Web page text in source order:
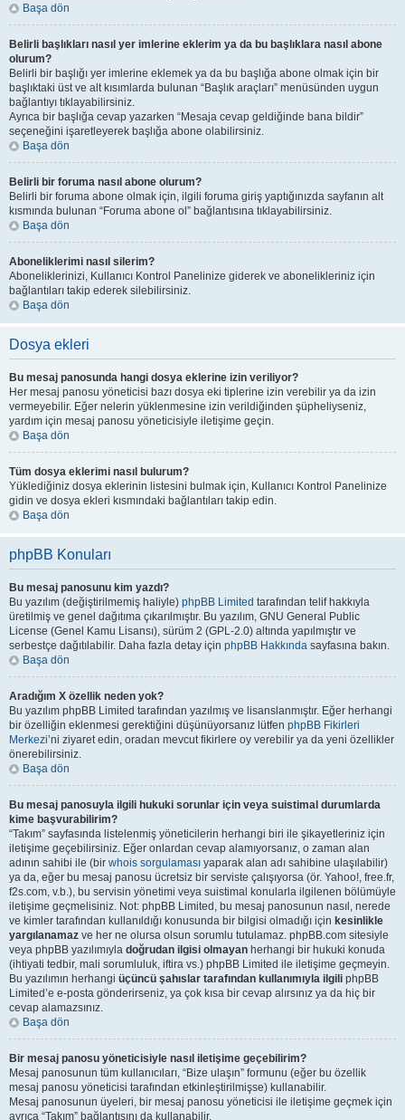
Başa dön
Belirli başlıkları nasıl yer imlerine eklerim ya da bu başlıklara nasıl abone
olurum?
Belirli bir başlığı yer imlerine eklemek ya da bu başlığa abone olmak için bir
başlıktaki üst ve alt kısımlarda bulunan “Başlık araçları” menüsünden uygun
bağlantıyı tıklayabilirsiniz.
Ayrıca bir başlığa cevap yazarken “Mesaja cevap geldiğinde bana bildir”
seçeneğini işaretleyerek başlığa abone olabilirsiniz.
Başa dön
Belirli bir foruma nasıl abone olurum?
Belirli bir foruma abone olmak için, ilgili foruma giriş yaptığınızda sayfanın alt
kısmında bulunan “Foruma abone ol” bağlantısına tıklayabilirsiniz.
Başa dön
Aboneliklerimi nasıl silerim?
Aboneliklerinizi, Kullanıcı Kontrol Panelinize giderek ve abonelikleriniz için
bağlantıları takip ederek silebilirsiniz.
Başa dön
Dosya ekleri
Bu mesaj panosunda hangi dosya eklerine izin veriliyor?
Her mesaj panosu yöneticisi bazı dosya eki tiplerine izin verebilir ya da izin
vermeyebilir. Eğer nelerin yüklenmesine izin verildiğinden şüpheliyseniz,
yardım için mesaj panosu yöneticisiyle iletişime geçin.
Başa dön
Tüm dosya eklerimi nasıl bulurum?
Yüklediğiniz dosya eklerinin listesini bulmak için, Kullanıcı Kontrol Panelinize
gidin ve dosya ekleri kısmındaki bağlantıları takip edin.
Başa dön
phpBB Konuları
Bu mesaj panosunu kim yazdı?
Bu yazılım (değiştirilmemiş haliyle) phpBB Limited tarafından telif hakkıyla
üretilmiş ve genel dağıtıma çıkarılmıştır. Bu yazılım, GNU General Public
License (Genel Kamu Lisansı), sürüm 2 (GPL-2.0) altında yapılmıştır ve
serbestçe dağıtılabilir. Daha fazla detay için phpBB Hakkında sayfasına bakın.
Başa dön
Aradığım X özellik neden yok?
Bu yazılım phpBB Limited tarafından yazılmış ve lisanslanmıştır. Eğer herhangi
bir özelliğin eklenmesi gerektiğini düşünüyorsanız lütfen phpBB Fikirleri
Merkezi’ni ziyaret edin, oradan mevcut fikirlere oy verebilir ya da yeni özellikler
önerebilirsiniz.
Başa dön
Bu mesaj panosuyla ilgili hukuki sorunlar için veya suistimal durumlarda
kime başvurabilirim?
“Takım” sayfasında listelenmiş yöneticilerin herhangi biri ile şikayetleriniz için
iletişime geçebilirsiniz. Eğer onlardan cevap alamıyorsanız, o zaman alan
adının sahibi ile (bir whois sorgulaması yaparak alan adı sahibine ulaşılabilir)
ya da, eğer bu mesaj panosu ücretsiz bir serviste çalışıyorsa (ör. Yahoo!, free.fr,
f2s.com, v.b.), bu servisin yönetimi veya suistimal konularla ilgilenen bölümüyle
iletişime geçmelisiniz. Not: phpBB Limited, bu mesaj panosunun nasıl, nerede
ve kimler tarafından kullanıldığı konusunda bir bilgisi olmadığı için kesinlikle
yargılanamaz ve her ne olursa olsun sorumlu tutulamaz. phpBB.com sitesiyle
veya phpBB yazılımıyla doğrudan ilgisi olmayan herhangi bir hukuki konuda
(ihtiyati tedbir, mali sorumluluk, iftira vs.) phpBB Limited ile iletişime geçmeyin.
Bu yazılımın herhangi üçüncü şahıslar tarafından kullanımıyla ilgili phpBB
Limited’e e-posta gönderirseniz, ya çok kısa bir cevap alırsınız ya da hiç bir
cevap alamazsınız.
Başa dön
Bir mesaj panosu yöneticisiyle nasıl iletişime geçebilirim?
Mesaj panosunun tüm kullanıcıları, “Bize ulaşın” formunu (eğer bu özellik
mesaj panosu yöneticisi tarafından etkinleştirilmişse) kullanabilir.
Mesaj panosunun üyeleri, bir mesaj panosu yöneticisi ile iletişime geçmek için
ayrıca “Takım” bağlantısını da kullanabilir.